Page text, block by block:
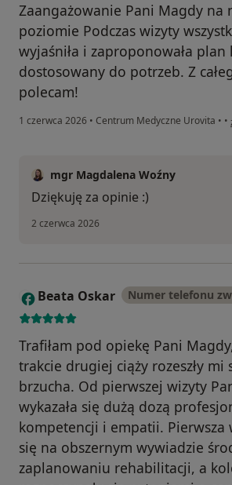
Zaangażowanie Pani Magdy na
poziomie Podczas wizyty
wyjaśniła i zaproponowała plan
dostosowany do potrzeb. Z
polecam!
1 czerwca 2026 • Centrum Medyczne Urovita • •
mgr Magdalena Woźny
Dziękuję za opinie :)
2 czerwca 2026
B Beata Oskar Numer telefonu
Trafiłam pod opiekę Pani
trakcie drugiej ciąży rozeszły mi
brzucha. Od pierwszej wizyty
wykazała się dużą dozą
kompetencji i empatii. Pierwsza
się na obszernym wywiadzie
zaplanowaniu rehabilitacji, a